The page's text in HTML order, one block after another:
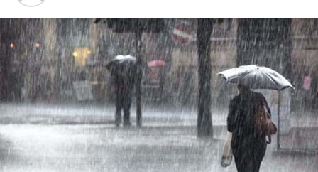
hidroeléctricas, que son de generación de energía más
que limpias.
Reprochó que las inversiones o intervenciones
extranjeras, armadas o de cualquier otro tipo, que
saquearon al país, siempre han sido para empobrecer
más a los ciudadanos.
RELATED TOPICS:
DESPUÉS